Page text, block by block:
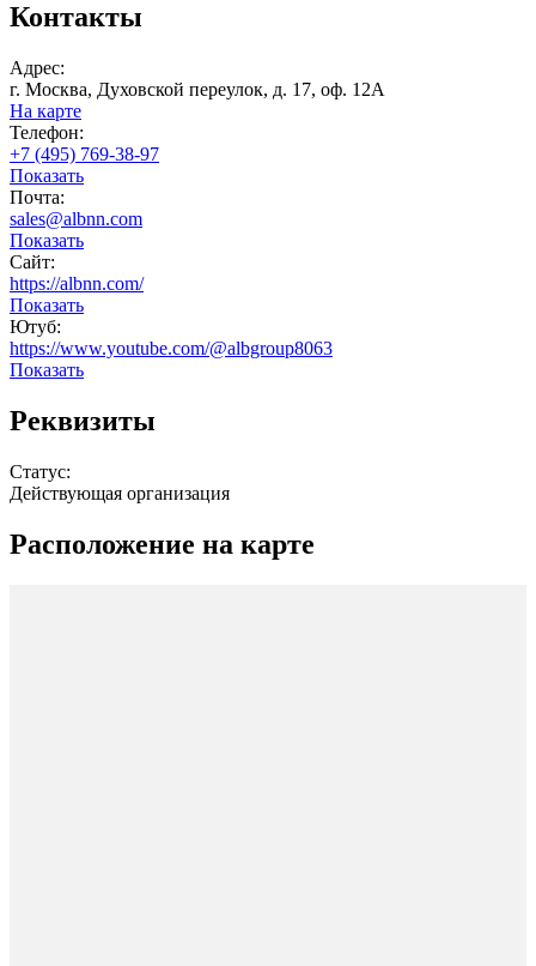
Контакты
Адрес:
г. Москва, Духовской переулок, д. 17, оф. 12А
На карте
Телефон:
+7 (495) 769-38-97
Показать
Почта:
sales@albnn.com
Показать
Сайт:
https://albnn.com/
Показать
Ютуб:
https://www.youtube.com/@albgroup8063
Показать
Реквизиты
Статус:
Действующая организация
Расположение на карте